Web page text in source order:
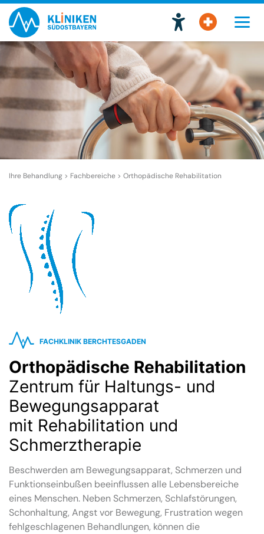
Ihre Behandlung > Fachbereiche > Orthopädische Rehabilitation
FACHKLINIK BERCHTESGADEN
Orthopädische Rehabilitation
Zentrum für Haltungs- und
Bewegungsapparat
mit Rehabilitation und
Schmerztherapie
Beschwerden am Bewegungsapparat, Schmerzen und
Funktionseinbußen beeinflussen alle Lebensbereiche
eines Menschen. Neben Schmerzen, Schlafstörungen,
Schonhaltung, Angst vor Bewegung, Frustration wegen
fehlgeschlagenen Behandlungen, können die